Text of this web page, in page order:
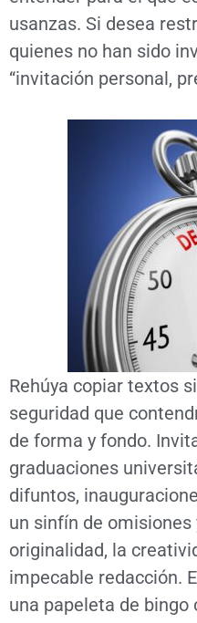
usanzas. Si desea
quienes no han sido
“invitación personal,
Rehúya copiar textos
seguridad que
de forma y fondo.
graduaciones
difuntos,
un sinfín de omisiones
originalidad, la
impecable redacción.
una papeleta de